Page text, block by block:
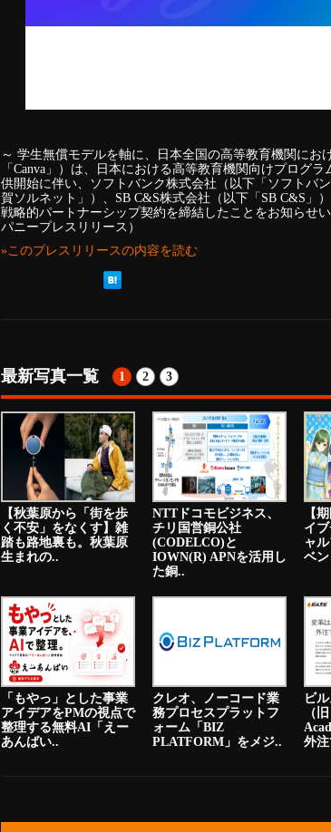
～ 学生無償モデルを軸に、日本全国の高等教育機関にお
「Canva」）は、日本における高等教育機関向けプログ
供開始に伴い、ソフトバンク株式会社（以下「ソフトバ
賀ソルネット」）、SB C&S株式会社（以下「SB C&S」
戦略的パートナーシップ契約を締結したことをお知らせ
パニープレスリリース）
»このプレスリリースの内容を読む
最新写真一覧 1 2 3
【秋葉原から「街を歩
く不安」をなくす】雑
踏も路地裏も。秋葉原
生まれの..
NTTドコモビジネス、
チリ国営銅公社
(CODELCO)と
IOWN(R) APNを活用し
た銅..
【
イ
ャ
ベ
「もやっ」とした事業
アイデアをPMの視点で
整理する無料AI「えー
あんばい..
クレオ、ノーコード業
務プロセスプラットフ
ォーム「BIZ
PLATFORM」をメジ..
ビ
（
外